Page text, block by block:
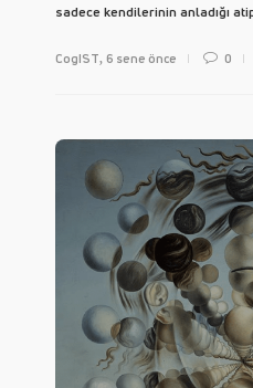
sadece kendilerinin anladığı
CogIST, 6 sene önce 0